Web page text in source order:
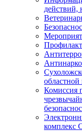
действий,
Комиссия
комплекс